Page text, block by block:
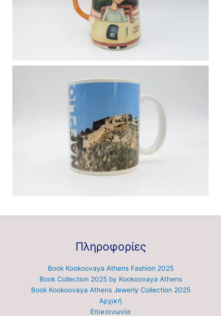
Πληροφορίες
Book Kookoovaya Athens Fashion 2025
Book Collection 2025 by Kookoovaya Athens
Book Kookoovaya Athens Jewerly Collection 2025
Αρχική
Επικοινωνία